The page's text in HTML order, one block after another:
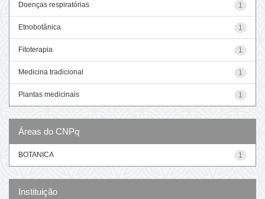
1
Doenças respiratórias
1
Etnobotânica
1
Fitoterapia
1
Medicina tradicional
1
Plantas medicinais
Áreas do CNPq
1
BOTANICA
Instituição